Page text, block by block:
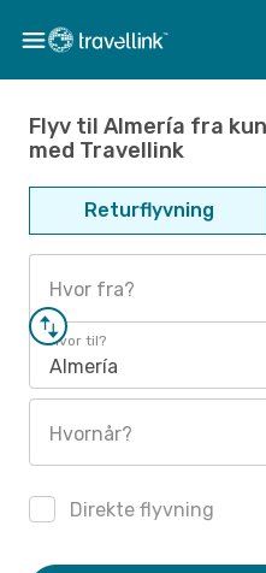
Flyv til Almería fra kun
med Travellink
Returflyvning
Hvor fra?
Hvor til?
Almería
Hvornår?
Direkte flyvning